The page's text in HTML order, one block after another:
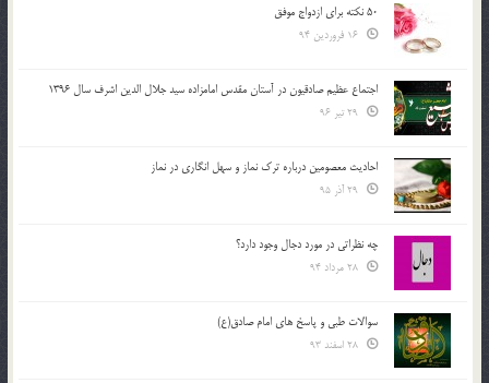
50 نکته برای ازدواج موفق
اجتماع عظیم صادقیون در آستان مقدس امامزاده سید جلال الدین اشرف سال 1396
احادیث معصومین درباره ترک نماز و سهل انگاری در نماز
چه نظراتی در مورد دجال وجود دارد؟
سوالات طبی و پاسخ های امام صادق(ع)